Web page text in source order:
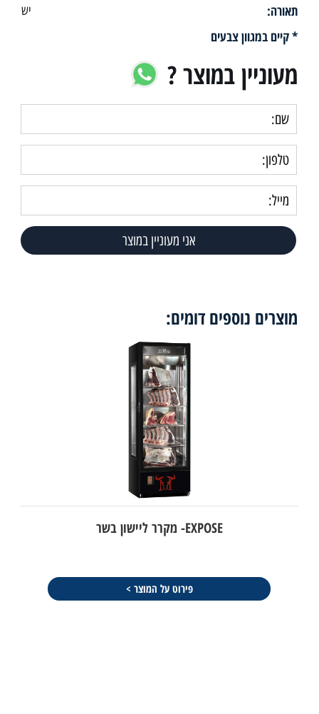
תאורה: יש
* קיים במגוון צבעים
מעוניין במוצר ?
מוצרים נוספים דומים:
EXPOSE- מקרר ליישון בשר
פירוט על המוצר >